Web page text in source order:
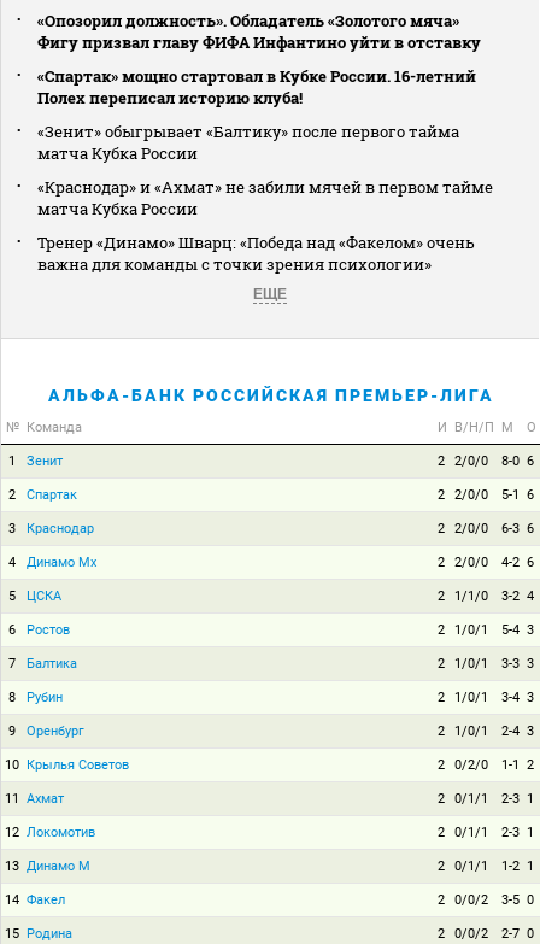
«Опозорил должность». Обладатель «Золотого мяча»
Фигу призвал главу ФИФА Инфантино уйти в отставку
«Спартак» мощно стартовал в Кубке России. 16-летний
Полех переписал историю клуба!
«Зенит» обыгрывает «Балтику» после первого тайма
матча Кубка России
«Краснодар» и «Ахмат» не забили мячей в первом тайме
матча Кубка России
Тренер «Динамо» Шварц: «Победа над «Факелом» очень
важна для команды с точки зрения психологии»
ЕЩЕ
АЛЬФА-БАНК РОССИЙСКАЯ ПРЕМЬЕР-ЛИГА
№ Команда И В/Н/П М О
1 Зенит 2 2/0/0 8-0 6
2 Спартак 2 2/0/0 5-1 6
3 Краснодар 2 2/0/0 6-3 6
4 Динамо Мх 2 2/0/0 4-2 6
5 ЦСКА 2 1/1/0 3-2 4
6 Ростов 2 1/0/1 5-4 3
7 Балтика 2 1/0/1 3-3 3
8 Рубин 2 1/0/1 3-4 3
9 Оренбург 2 1/0/1 2-4 3
10 Крылья Советов 2 0/2/0 1-1 2
11 Ахмат 2 0/1/1 2-3 1
12 Локомотив 2 0/1/1 2-3 1
13 Динамо М 2 0/1/1 1-2 1
14 Факел 2 0/0/2 3-5 0
15 Родина 2 0/0/2 2-7 0